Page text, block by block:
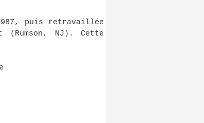
puis retravaillée
NJ). Cette